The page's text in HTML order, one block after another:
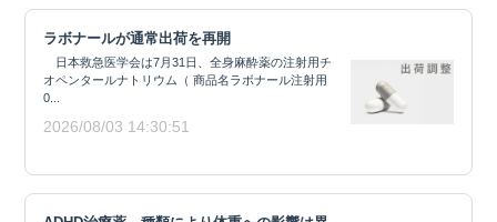
ラボナールが通常出荷を再開
日本救急医学会は7月31日、全身麻酔薬の注射用チ
オペンタールナトリウム（ 商品名ラボナール注射用
0...
2026/08/03 14:30:51